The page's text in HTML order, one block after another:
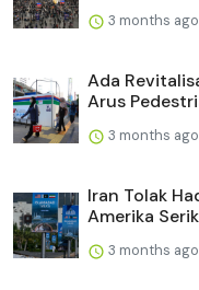
3 months ago
Ada
Arus
3 months ago
Iran Tolak
Amerika
3 months ago